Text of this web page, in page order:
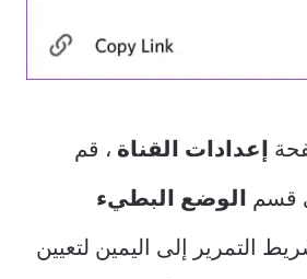
إعدادات القناة ، قم
قسم الوضع البطيء
التمرير إلى اليمين لتعيين